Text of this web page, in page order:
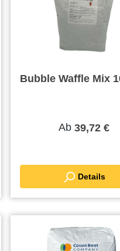
Bubble Waffle Mix
Ab 39,72 €
Details